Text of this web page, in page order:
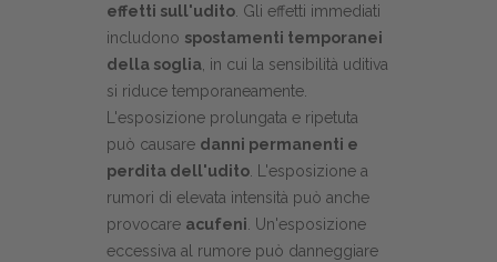
effetti sull'udito. Gli effetti immediati
includono spostamenti temporanei
della soglia, in cui la sensibilità uditiva
si riduce temporaneamente.
L'esposizione prolungata e ripetuta
può causare danni permanenti e
perdita dell'udito. L'esposizione a
rumori di elevata intensità può anche
provocare acufeni. Un'esposizione
eccessiva al rumore può danneggiare